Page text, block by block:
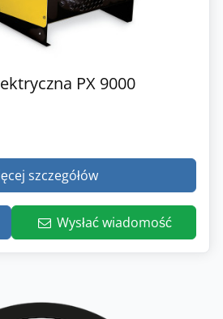
PX 9000
szczegółów
Wysłać wiadomość